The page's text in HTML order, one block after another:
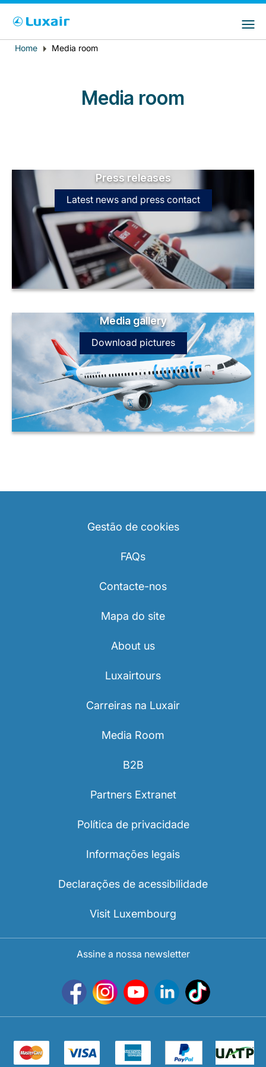
LuxairTours
LuxairGroup
Breadcrumb
Home Media room
Media room
Press releases
Latest news and press contact
Media gallery
Download pictures
Gestão de cookies
FAQs
Contacte-nos
Mapa do site
About us
Luxairtours
Carreiras na Luxair
Media Room
B2B
Partners Extranet
Política de privacidade
Informações legais
Declarações de acessibilidade
Visit Luxembourg
Assine a nossa newsletter